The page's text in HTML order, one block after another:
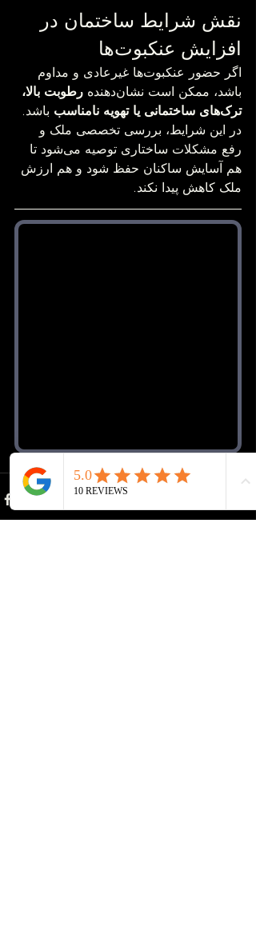
نقش شرایط ساختمان در
افزایش عنکبوت‌ها
اگر حضور عنکبوت‌ها غیرعادی و مداوم
باشد، ممکن است نشان‌دهنده
رطوبت بالا،
ترک‌های ساختمانی یا تهویه نامناسب
باشد.
در این شرایط، بررسی تخصصی ملک و
رفع مشکلات ساختاری توصیه می‌شود تا
هم آسایش ساکنان حفظ شود و هم ارزش
ملک کاهش پیدا نکند.